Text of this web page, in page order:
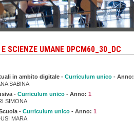
SCIENZE UMANE DPCM60_30_DC
in ambito digitale - Curriculum unico - Anno:
SABINA
- Curriculum unico - Anno: 1
SIMONA
- Curriculum unico - Anno: 1
MARA